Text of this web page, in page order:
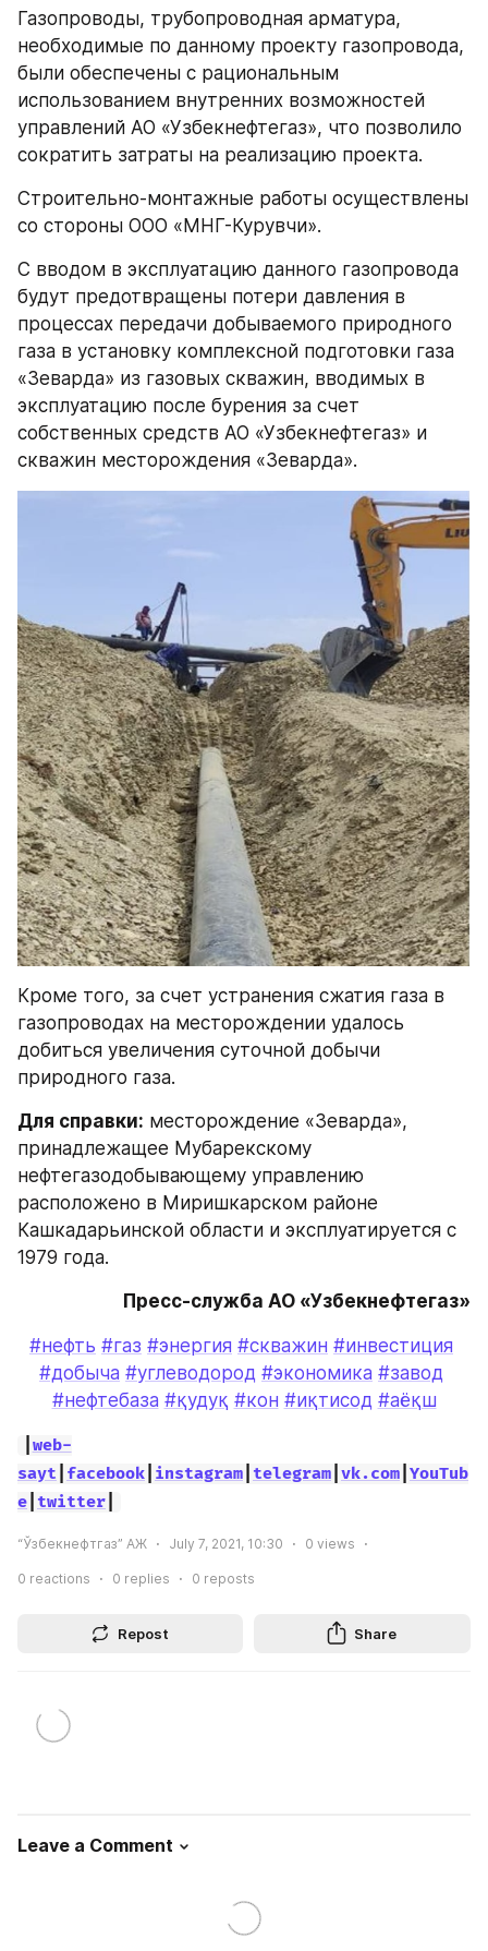
Газопроводы, трубопроводная арматура,
необходимые по данному проекту газопровода,
были обеспечены с рациональным
использованием внутренних возможностей
управлений АО «Узбекнефтегаз», что позволило
сократить затраты на реализацию проекта.
Строительно-монтажные работы осуществлены
со стороны ООО «МНГ-Курувчи».
С вводом в эксплуатацию данного газопровода
будут предотвращены потери давления в
процессах передачи добываемого природного
газа в установку комплексной подготовки газа
«Зеварда» из газовых скважин, вводимых в
эксплуатацию после бурения за счет
собственных средств АО «Узбекнефтегаз» и
скважин месторождения «Зеварда».
Кроме того, за счет устранения сжатия газа в
газопроводах на месторождении удалось
добиться увеличения суточной добычи
природного газа.
Для справки: месторождение «Зеварда»,
принадлежащее Мубарекскому
нефтегазодобывающему управлению
расположено в Миришкарском районе
Кашкадарьинской области и эксплуатируется с
1979 года.
Пресс-служба АО «Узбекнефтегаз»
#нефть #газ #энергия #скважин #инвестиция
#добыча #углеводород #экономика #завод
#нефтебаза #қудуқ #кон #иқтисод #аёқш
web-
sayt facebook instagram telegram vk.com YouTub
e twitter
“Ўзбекнефтгаз” АЖ July 7, 2021, 10:30 0 views
0 reactions 0 replies 0 reposts
Repost Share
Leave a Comment